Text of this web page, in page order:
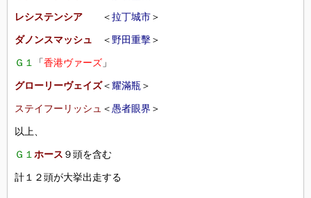
レシステンシア ＜拉丁城市＞
ダノンスマッシュ ＜ 野田重擊 ＞
Ｇ１ 「香港ヴァーズ 」
グローリーヴェイズ＜耀滿瓶 ＞
ステイフーリッシュ ＜ 愚者眼界 ＞
以上、
Ｇ１ ホース ９頭を含む
計１２頭が大挙出走する